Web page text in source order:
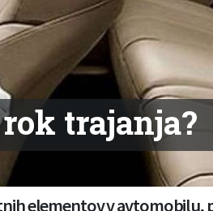
trajanja?
elementov v avtomobilu,